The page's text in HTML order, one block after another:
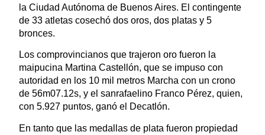
la Ciudad Autónoma de Buenos Aires. El contingente
de 33 atletas cosechó dos oros, dos platas y 5
bronces.
Los comprovincianos que trajeron oro fueron la
maipucina Martina Castellón, que se impuso con
autoridad en los 10 mil metros Marcha con un crono
de 56m07.12s, y el sanrafaelino Franco Pérez, quien,
con 5.927 puntos, ganó el Decatlón.
En tanto que las medallas de plata fueron propiedad